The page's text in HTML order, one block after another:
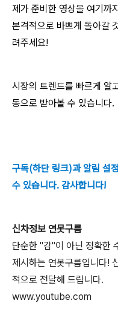
제가 준비한 영상을 여기까
본격적으로 바쁘게 돌아갈
려주세요!
시장의 트렌드를 빠르게 알
동으로 받아볼 수 있습니다.
구독(하단 링크)과 알림 설
수 있습니다. 감사합니다!
신차정보 연못구름
단순한 "감"이 아닌 정확한
제시하는 연못구름입니다!
적으로 전달해 드립니다.
www.youtube.com